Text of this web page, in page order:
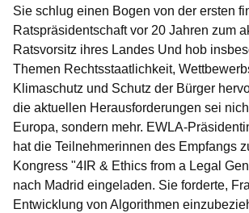
Sie schlug einen Bogen von der ersten
Ratspräsidentschaft vor 20 Jahren zum
Ratsvorsitz ihres Landes Und hob
Themen Rechtsstaatlichkeit,
Klimaschutz und Schutz der Bürger
die aktuellen Herausforderungen sei
Europa, sondern mehr. EWLA-
hat die Teilnehmerinnen des Empfangs
Kongress "4IR & Ethics from a Legal
nach Madrid eingeladen. Sie forderte,
Entwicklung von Algorithmen